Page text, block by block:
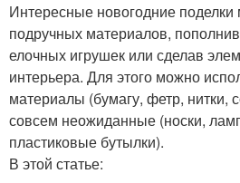
Интересные новогодние поделки
подручных материалов,
елочных игрушек или сделав
интерьера. Для этого можно
материалы (бумагу, фетр, нитки,
совсем неожиданные (носки,
пластиковые бутылки).
В этой статье: